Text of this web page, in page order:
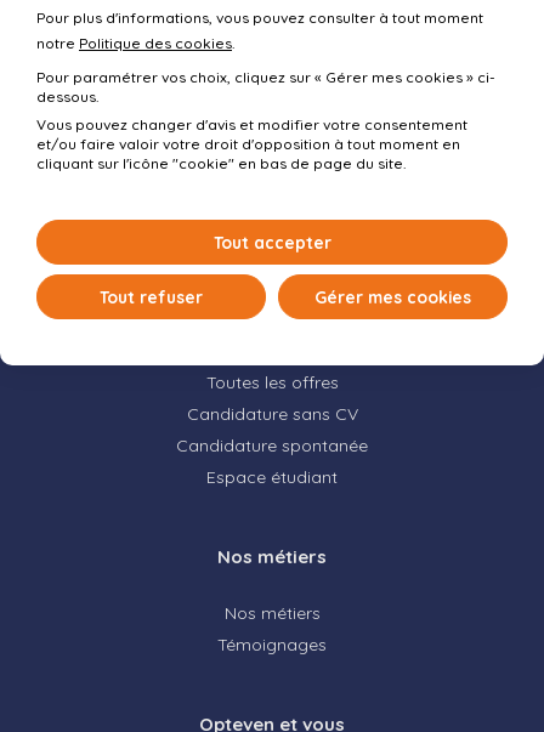
Tous les métiers
Offres d’emploi
Toutes les offres
Candidature sans CV
Candidature spontanée
Espace étudiant
Nos métiers
Nos métiers
Témoignages
Opteven et vous
Pour plus d'informations, vous pouvez consulter à tout moment
notre Politique des cookies.
Pour paramétrer vos choix, cliquez sur « Gérer mes cookies » ci-
dessous.
Vous pouvez changer d'avis et modifier votre consentement
et/ou faire valoir votre droit d'opposition à tout moment en
cliquant sur l'icône "cookie" en bas de page du site.
Tout accepter
Tout refuser Gérer mes cookies